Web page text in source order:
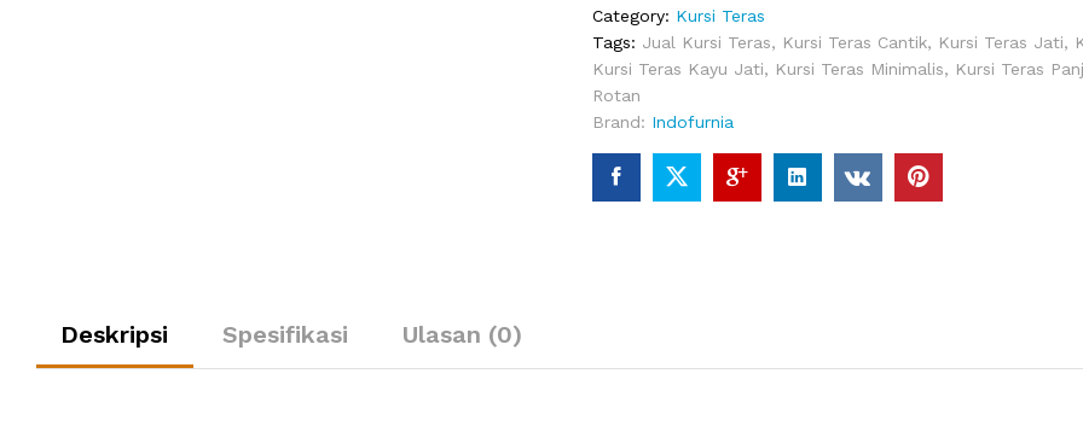
Category: Kursi Teras
Tags: Jual Kursi Teras, Kursi Teras Cantik, Kursi Teras Jati,
Kursi Teras Kayu Jati, Kursi Teras Minimalis, Kursi Teras
Rotan
Brand: Indofurnia
Deskripsi Spesifikasi Ulasan (0)